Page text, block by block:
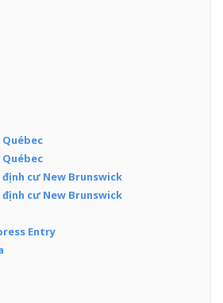
cư New Brunswick
cư New Brunswick
Entry